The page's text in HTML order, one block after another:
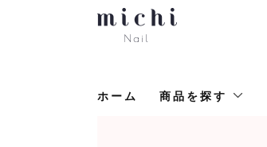
ホーム 商品を探す